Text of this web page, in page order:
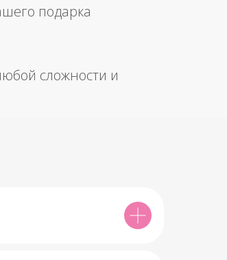
подарка
сложности и